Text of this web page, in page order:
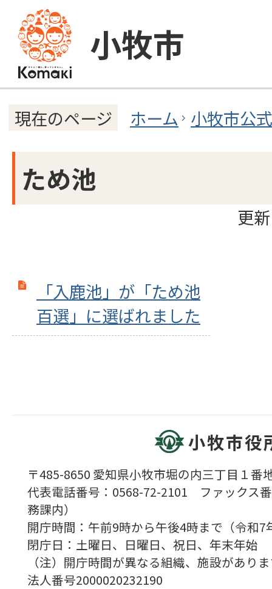
小牧市
現在のページ ホーム 小牧市公
ため池
更
「入鹿池」が「ため池
百選」に選ばれました
小牧市役
〒485-8650 愛知県小牧市堀の内三丁目１番
代表電話番号：0568-72-2101 ファックス
務課内）
開庁時間：午前9時から午後4時まで（令
閉庁日：土曜日、日曜日、祝日、年末年始
（注）開庁時間が異なる組織、施設があり
法人番号2000020232190